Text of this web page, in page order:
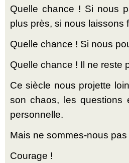
Quelle chance ! Si nous
plus près, si nous laissons
Quelle chance ! Si nous
Quelle chance ! Il ne reste
Ce siècle nous projette
son chaos, les questions
personnelle.
Mais ne sommes-nous
Courage !